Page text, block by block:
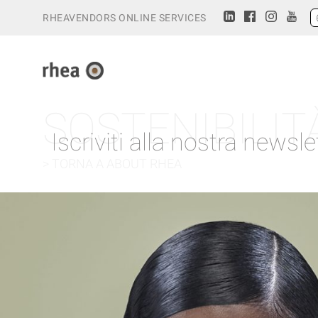
RHEAVENDORS ONLINE SERVICES
Iscriviti alla nostra